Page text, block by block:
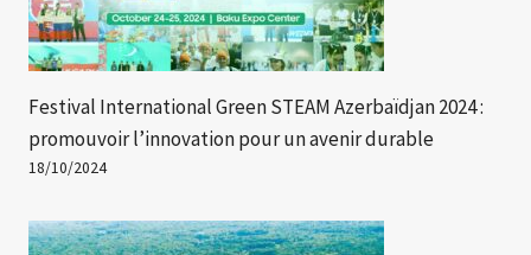
Festival International Green STEAM Azerbaïdjan 2024 :
promouvoir l’innovation pour un avenir durable
18/10/2024